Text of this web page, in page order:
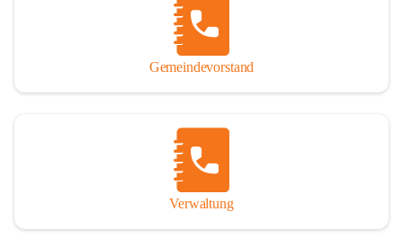
Gemeindevorstand
Verwaltung